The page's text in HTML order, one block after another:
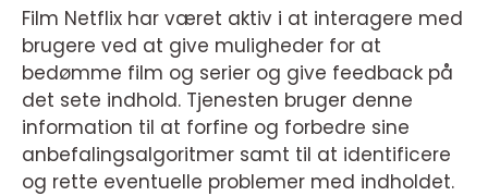
Film Netflix har været aktiv i at interagere med
brugere ved at give muligheder for at
bedømme film og serier og give feedback på
det sete indhold. Tjenesten bruger denne
information til at forfine og forbedre sine
anbefalingsalgoritmer samt til at identificere
og rette eventuelle problemer med indholdet.